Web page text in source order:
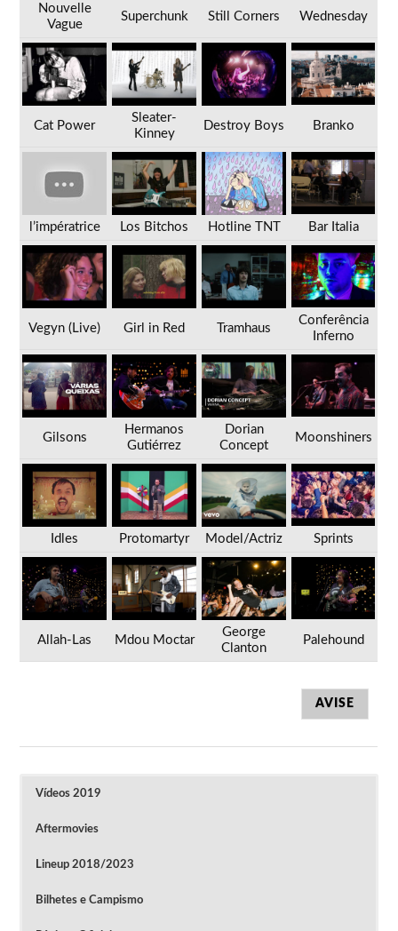
Nouvelle
Vague
Superchunk Still Corners Wednesday
Cat Power
Sleater-
Kinney
Destroy Boys Branko
l’impératrice Los Bitchos Hotline TNT Bar Italia
Vegyn (Live) Girl in Red Tramhaus
Conferência
Inferno
Gilsons
Hermanos
Gutiérrez
Dorian
Concept
Moonshiners
Idles Protomartyr Model/Actriz Sprints
Allah-Las Mdou Moctar
George
Clanton
Palehound
AVISE
Vídeos 2019
Aftermovies
Lineup 2018/2023
Bilhetes e Campismo